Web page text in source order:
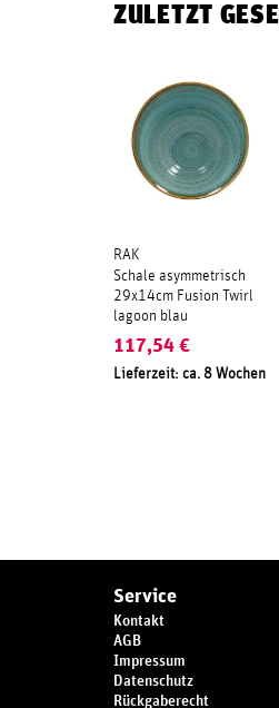
ZULETZT
RAK
Schale asymmetrisch
29x14cm Fusion Twirl
lagoon blau
117,54 €
Lieferzeit: ca. 8 Wochen
Service
Kontakt
AGB
Impressum
Datenschutz
Rückgaberecht